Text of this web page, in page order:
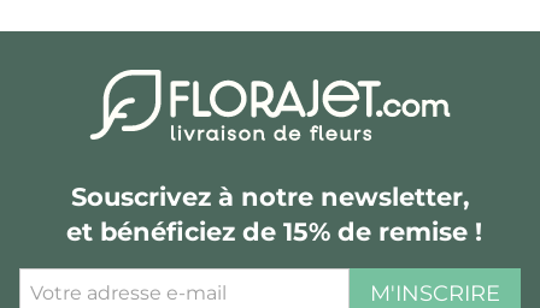
Souscrivez à notre newsletter,
et bénéficiez de 15% de remise !
M'INSCRIRE